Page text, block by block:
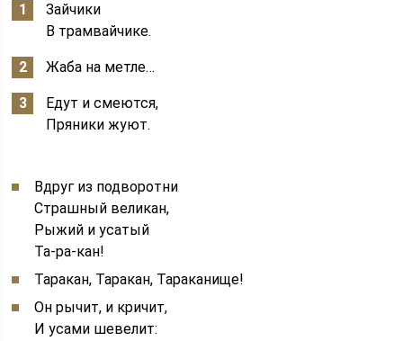
Зайчики
В трамвайчике.
Жаба на метле…
Едут и смеются,
Пряники жуют.
Вдруг из подворотни
Страшный великан,
Рыжий и усатый
Та-ра-кан!
Таракан, Таракан, Тараканище!
Он рычит, и кричит,
И усами шевелит: